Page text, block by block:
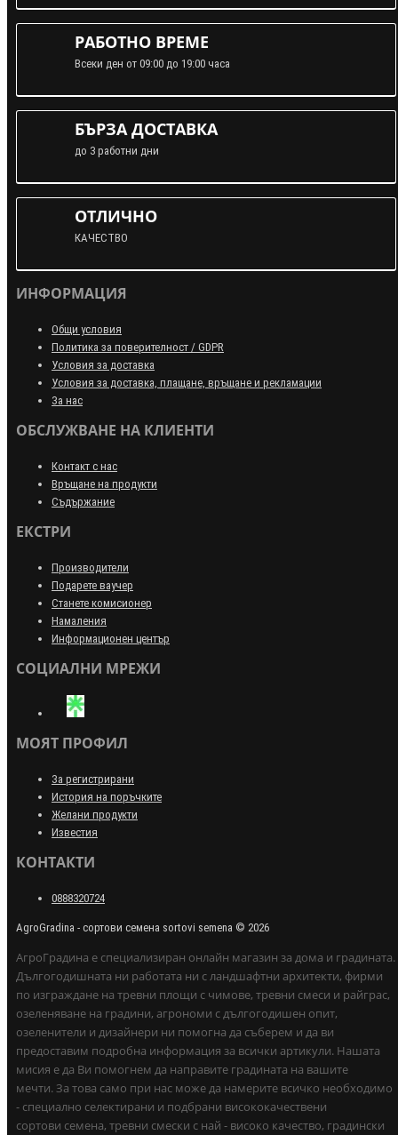
РАБОТНО ВРЕМЕ
Всеки ден от 09:00 до 19:00 часа
БЪРЗА ДОСТАВКА
до 3 работни дни
ОТЛИЧНО
КАЧЕСТВО
ИНФОРМАЦИЯ
Общи условия
Политика за поверителност / GDPR
Условия за доставка
Условия за доставка, плащане, връщане и рекламации
За нас
ОБСЛУЖВАНЕ НА КЛИЕНТИ
Контакт с нас
Връщане на продукти
Съдържание
ЕКСТРИ
Производители
Подарете ваучер
Станете комисионер
Намаления
Информационен център
СОЦИАЛНИ МРЕЖИ
МОЯТ ПРОФИЛ
За регистрирани
История на поръчките
Желани продукти
Известия
КОНТАКТИ
0888320724
AgroGradina - сортови семена sortovi semena © 2026
АгроГрадина е специализиран онлайн магазин за дома и градината.
Дългогодишната ни работата ни с ландшафтни архитекти, фирми
по изграждане на тревни площи с чимове, тревни смеси и райграс,
озеленяване на градини, агрономи с дългогодишен опит,
озеленители и дизайнери ни помогна да съберем и да ви
предоставим подробна информация за всички артикули. Нашата
мисия е да Ви помогнем да направите градината на вашите
мечти. За това само при нас може да намерите всичко необходимо
- специално селектирани и подбрани висококачествени
сортови семена, тревни смески с най - високо качество, градински